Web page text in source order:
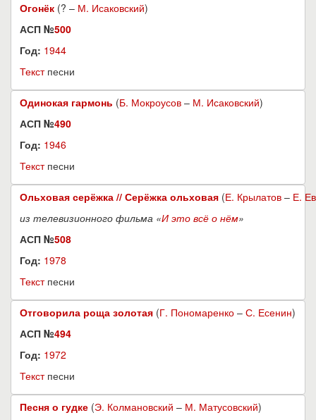
Огонёк (? – М. Исаковский)
АСП №500
Год: 1944
Текстпесни
Одинокая гармонь (Б. Мокроусов – М. Исаковский)
АСП №490
Год: 1946
Текстпесни
Ольховая серёжка // Серёжка ольховая (Е. Крылатов – Е.
из телевизионного фильма «И это всё о нём»
АСП №508
Год: 1978
Текстпесни
Отговорила роща золотая (Г. Пономаренко – С. Есенин)
АСП №494
Год: 1972
Текстпесни
Песня о гудке (Э. Колмановский – М. Матусовский)